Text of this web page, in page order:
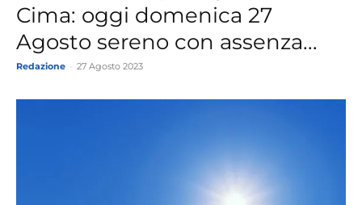
Cima: oggi domenica 27
Agosto sereno con assenza...
Redazione 27 Agosto 2023